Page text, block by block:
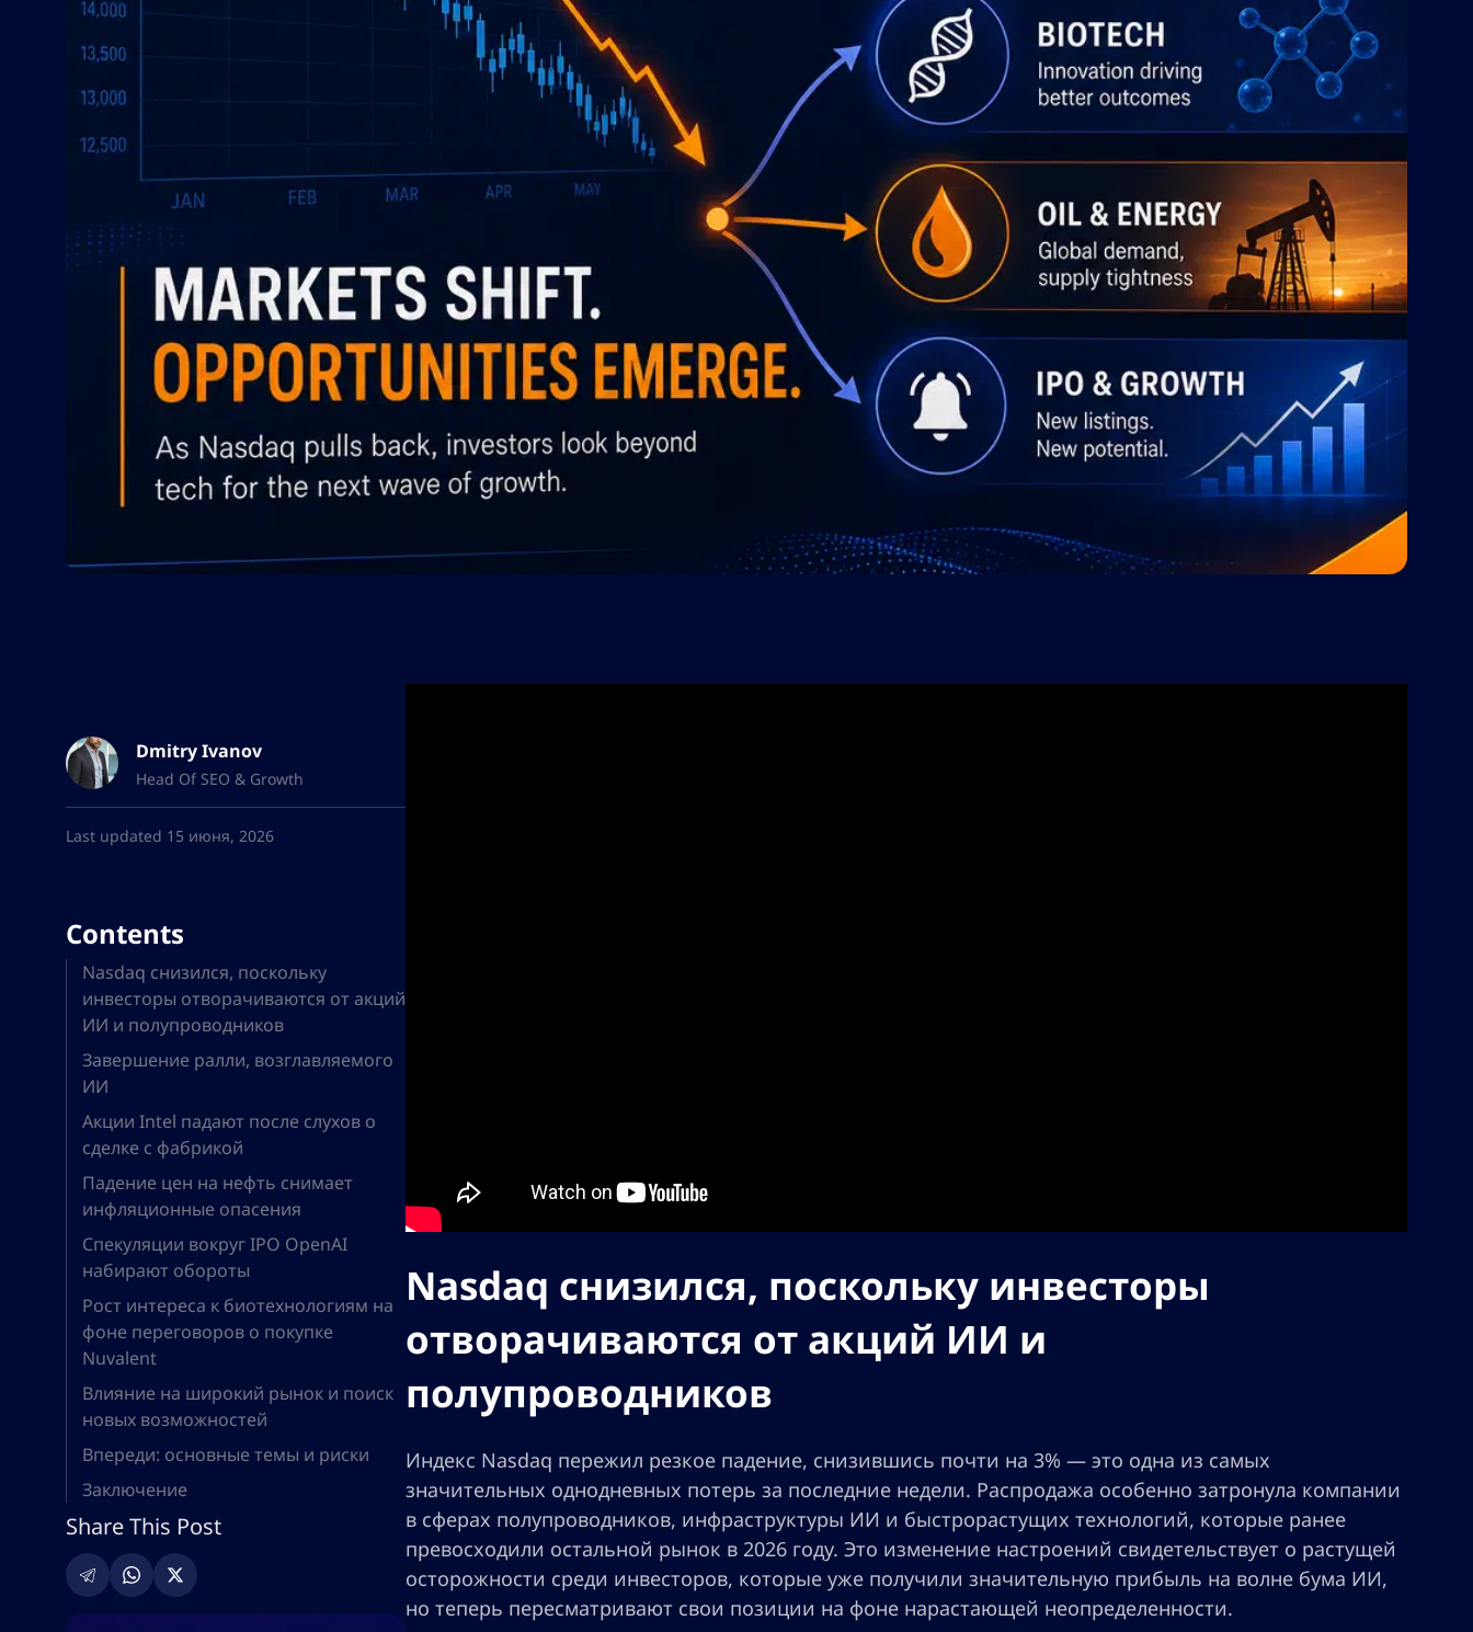
Dmitry Ivanov
Head Of SEO & Growth
Last updated 15 июня, 2026
Contents
Nasdaq снизился, поскольку
инвесторы отворачиваются от акций
ИИ и полупроводников
Завершение ралли, возглавляемого
ИИ
Акции Intel падают после слухов о
сделке с фабрикой
Падение цен на нефть снимает
инфляционные опасения
Спекуляции вокруг IPO OpenAI
набирают обороты
Рост интереса к биотехнологиям на
фоне переговоров о покупке
Nuvalent
Влияние на широкий рынок и поиск
новых возможностей
Впереди: основные темы и риски
Заключение
Share This Post
Nasdaq снизился, поскольку инвесторы
отворачиваются от акций ИИ и
полупроводников
Индекс Nasdaq пережил резкое падение, снизившись почти на 3% — это одна из самых
значительных однодневных потерь за последние недели. Распродажа особенно затронула компании
в сферах полупроводников, инфраструктуры ИИ и быстрорастущих технологий, которые ранее
превосходили остальной рынок в 2026 году. Это изменение настроений свидетельствует о растущей
осторожности среди инвесторов, которые уже получили значительную прибыль на волне бума ИИ,
но теперь пересматривают свои позиции на фоне нарастающей неопределенности.